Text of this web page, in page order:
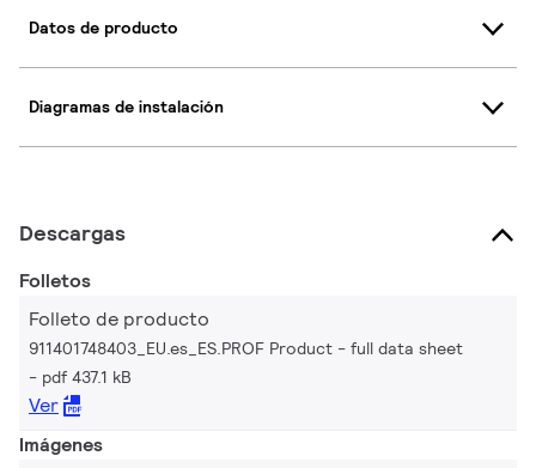
Datos de producto
Diagramas de instalación
Descargas
Folletos
Folleto de producto
911401748403_EU.es_ES.PROF Product - full data sheet
pdf 437.1 kB
Ver
Imágenes